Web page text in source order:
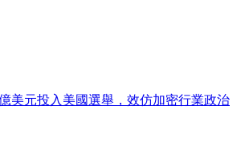
美元投入美國選舉，效仿加密行業政治